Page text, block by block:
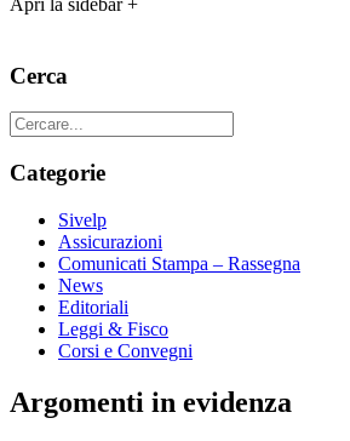
Apri la sidebar +
Cerca
Categorie
Sivelp
Assicurazioni
Comunicati Stampa – Rassegna
News
Editoriali
Leggi & Fisco
Corsi e Convegni
Argomenti in evidenza